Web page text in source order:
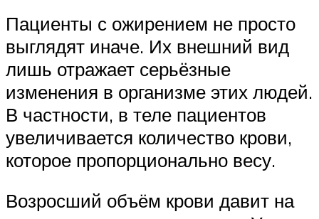
Пациенты с ожирением не просто
выглядят иначе. Их внешний вид
лишь отражает серьёзные
изменения в организме этих людей.
В частности, в теле пациентов
увеличивается количество крови,
которое пропорционально весу.
Возросший объём крови давит на